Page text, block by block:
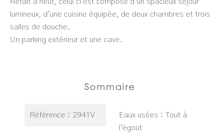
lumineux, d'une cuisine équipée, de deux chambres et trois
salles de douche.
Un parking extérieur et une cave.
Sommaire
Référence 2941V Eaux usées
Tout à
l'égout